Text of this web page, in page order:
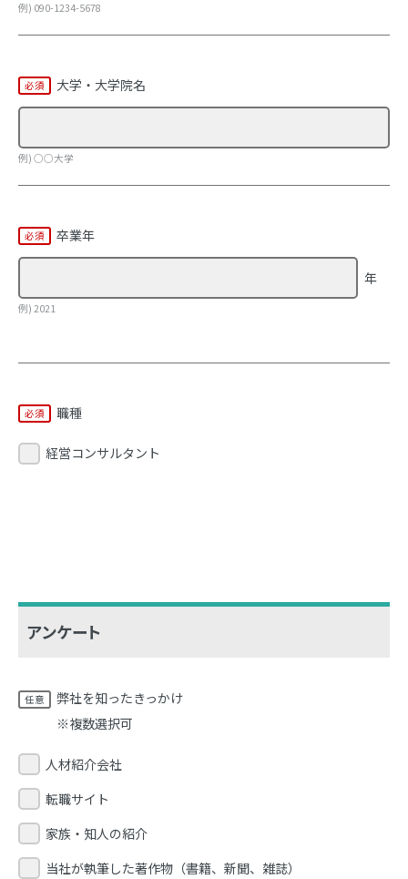
例) 090-1234-5678
大学・大学院名
例) ○○大学
卒業年
例) 2021
年
職種
経営コンサルタント
アンケート
弊社を知ったきっかけ
※複数選択可
人材紹介会社
転職サイト
家族・知人の紹介
当社が執筆した著作物（書籍、新聞、雑誌）